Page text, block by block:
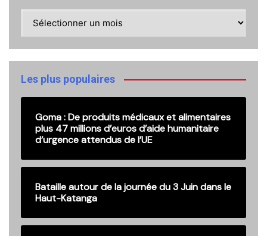
anciennes
publications
Les plus populaires
Goma : De produits médicaux et alimentaires
plus 47 millions d’euros d’aide humanitaire
d’urgence attendus de l’UE
Bataille autour de la journée du 3 Juin dans le
Haut-Katanga